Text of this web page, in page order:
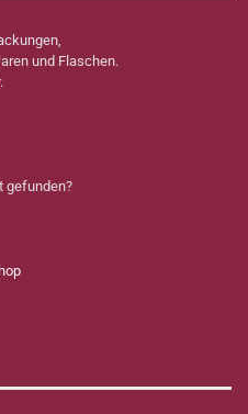
und Flaschen.
gefunden?